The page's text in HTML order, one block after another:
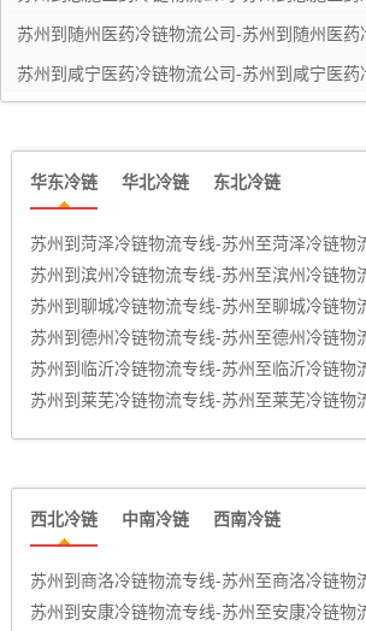
苏州到随州医药冷链物流公司-苏州到随州医药
苏州到咸宁医药冷链物流公司-苏州到咸宁医药
华东冷链 华北冷链 东北冷链
苏州到菏泽冷链物流专线-苏州至菏泽冷链物
苏州到滨州冷链物流专线-苏州至滨州冷链物
苏州到聊城冷链物流专线-苏州至聊城冷链物
苏州到德州冷链物流专线-苏州至德州冷链物
苏州到临沂冷链物流专线-苏州至临沂冷链物
苏州到莱芜冷链物流专线-苏州至莱芜冷链物
西北冷链 中南冷链 西南冷链
苏州到商洛冷链物流专线-苏州至商洛冷链物
苏州到安康冷链物流专线-苏州至安康冷链物